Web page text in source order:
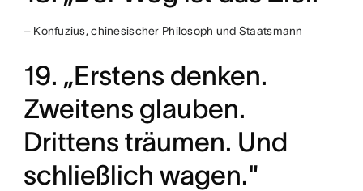
– Konfuzius, chinesischer Philosoph und Staatsmann
19. „Erstens denken.
Zweitens glauben.
Drittens träumen. Und
schließlich wagen."